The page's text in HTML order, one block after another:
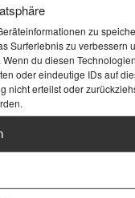
zu
Surferlebnis zu verbessern
du diesen
oder eindeutige IDs auf
nicht erteilst oder
,Tuner